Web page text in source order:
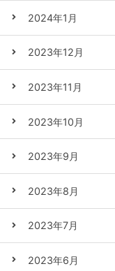
2024年1月
2023年12月
2023年11月
2023年10月
2023年9月
2023年8月
2023年7月
2023年6月